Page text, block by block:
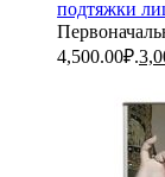
подтяжки
4,500.00₽.